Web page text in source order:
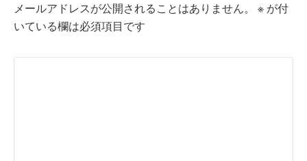
メールアドレスが公開されることはありません。 ※ が付
いている欄は必須項目です